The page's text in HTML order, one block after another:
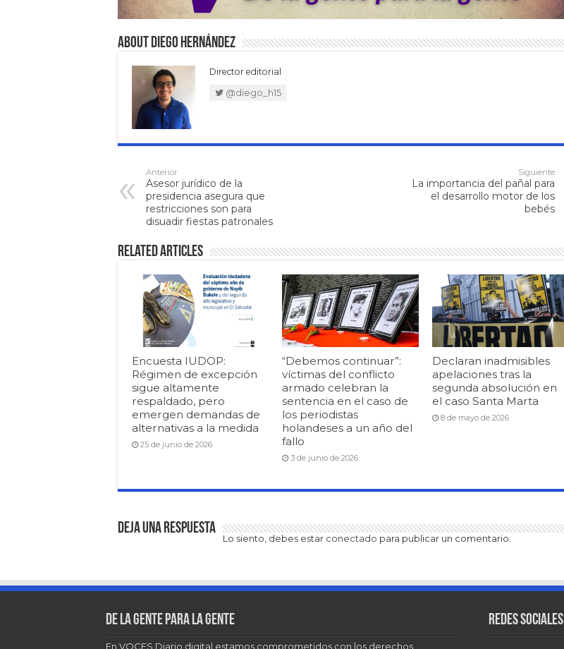
About Diego Hernández
Director editorial
@diego_h15
Anterior
Asesor jurídico de la
presidencia asegura que
restricciones son para
disuadir fiestas patronales
Siguiente
La importancia del pañal para
el desarrollo motor de los
bebés
Related Articles
Encuesta IUDOP:
Régimen de excepción
sigue altamente
respaldado, pero
emergen demandas de
alternativas a la medida
25 de junio de 2026
“Debemos continuar”:
víctimas del conflicto
armado celebran la
sentencia en el caso de
los periodistas
holandeses a un año del
fallo
3 de junio de 2026
Declaran inadmisibles
apelaciones tras la
segunda absolución en
el caso Santa Marta
8 de mayo de 2026
Deja una respuesta
Lo siento, debes estar conectado para publicar un comentario.
De la gente para la gente
En VOCES Diario digital estamos comprometidos con los derechos
Redes sociales